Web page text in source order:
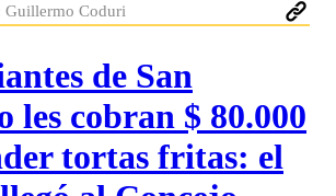
Guillermo Coduri
de San
les cobran $ 80.000
tortas fritas: el